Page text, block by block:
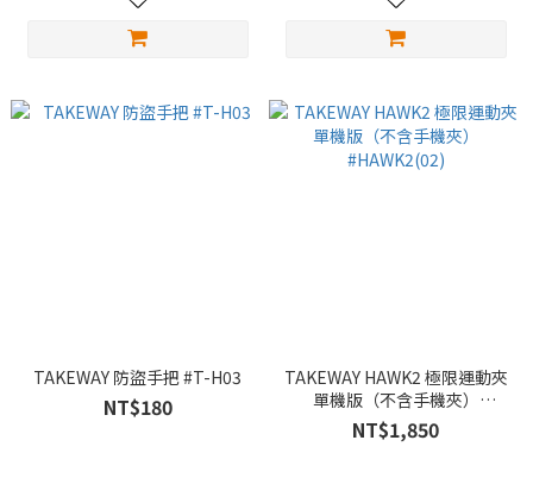
TAKEWAY 防盜手把 #T-H03
NT$180
TAKEWAY HAWK2 極限運動夾
單機版（不含手機夾）
#HAWK2(02)
NT$1,850